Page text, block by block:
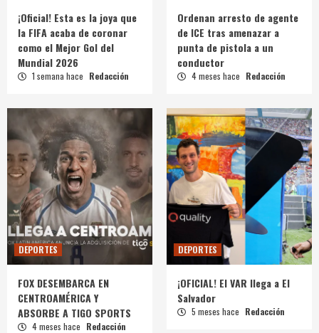
¡Oficial! Esta es la joya que
la FIFA acaba de coronar
como el Mejor Gol del
Mundial 2026
1 semana hace Redacción
Ordenan arresto de agente
de ICE tras amenazar a
punta de pistola a un
conductor
4 meses hace Redacción
DEPORTES
FOX DESEMBARCA EN
CENTROAMÉRICA Y
ABSORBE A TIGO SPORTS
4 meses hace Redacción
DEPORTES
¡OFICIAL! El VAR llega a El
Salvador
5 meses hace Redacción